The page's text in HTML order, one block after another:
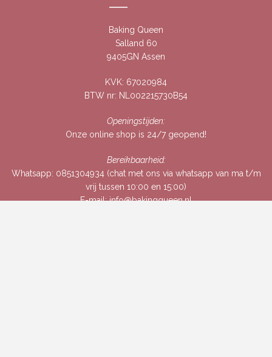
Baking Queen
Salland 60
9405GN Assen
KVK: 67020984
BTW nr: NL002215730B54
Openingstijden:
Onze online shop is 24/7 geopend!
Bereikbaarheid:
Whatsapp: 0851304934(chat met ons via whatsapp van ma t/m
vrij tussen 10:00 en 15:00)
E-mail:info@bakingqueen.nl